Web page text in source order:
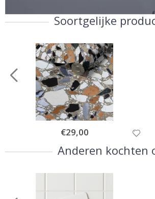
Soortgelijke
Special
Price
€29,00
Anderen kochten